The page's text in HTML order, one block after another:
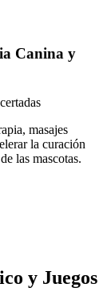
Canina y
masajes
la curación
las mascotas.
y Juegos